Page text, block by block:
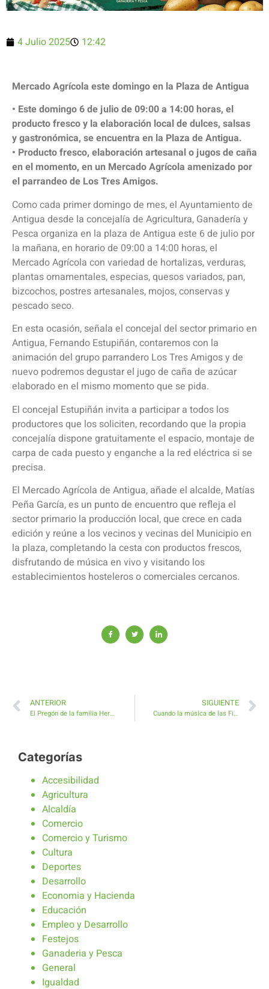
4 Julio 2025 12:42
Mercado Agrícola este domingo en la Plaza de Antigua
• Este domingo 6 de julio de 09:00 a 14:00 horas, el
producto fresco y la elaboración local de dulces, salsas
y gastronómica, se encuentra en la Plaza de Antigua.
• Producto fresco, elaboración artesanal o jugos de caña
en el momento, en un Mercado Agrícola amenizado por
el parrandeo de Los Tres Amigos.
Como cada primer domingo de mes, el Ayuntamiento de
Antigua desde la concejalía de Agricultura, Ganadería y
Pesca organiza en la plaza de Antigua este 6 de julio por
la mañana, en horario de 09:00 a 14:00 horas, el
Mercado Agrícola con variedad de hortalizas, verduras,
plantas ornamentales, especias, quesos variados, pan,
bizcochos, postres artesanales, mojos, conservas y
pescado seco.
En esta ocasión, señala el concejal del sector primario en
Antigua, Fernando Estupiñán, contaremos con la
animación del grupo parrandero Los Tres Amigos y de
nuevo podremos degustar el jugo de caña de azúcar
elaborado en el mismo momento que se pida.
El concejal Estupiñán invita a participar a todos los
productores que los soliciten, recordando que la propia
concejalía dispone gratuitamente el espacio, montaje de
carpa de cada puesto y enganche a la red eléctrica si se
precisa.
El Mercado Agrícola de Antigua, añade el alcalde, Matías
Peña García, es un punto de encuentro que refleja el
sector primario la producción local, que crece en cada
edición y reúne a los vecinos y vecinas del Municipio en
la plaza, completando la cesta con productos frescos,
disfrutando de música en vivo y visitando los
establecimientos hosteleros o comerciales cercanos.
ANTERIOR
El Pregón de la familia Herrera Domínguez inicia las Fiestas en Las Salinas
SIGUIENTE
Cuando la música de las Fiestas provenía de un casete en un coche abierto
Categorías
Accesibilidad
Agricultura
Alcaldía
Comercio
Comercio y Turismo
Cultura
Deportes
Desarrollo
Economia y Hacienda
Educación
Empleo y Desarrollo
Festejos
Ganaderia y Pesca
General
Igualdad